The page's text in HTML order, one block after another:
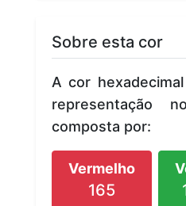
Sobre esta cor
A cor
representação
composta por:
Vermelho
165